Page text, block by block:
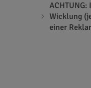
Wicklung
einer